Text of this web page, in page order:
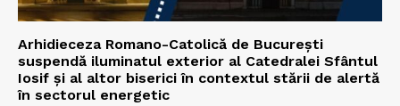
Arhidieceza Romano-Catolică de București
suspendă iluminatul exterior al Catedralei Sfântul
Iosif și al altor biserici în contextul stării de alertă
în sectorul energetic